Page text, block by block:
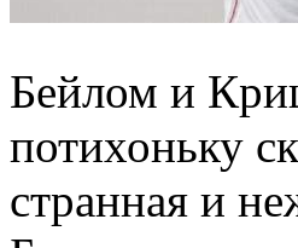
Бейлом и
потихоньку
странная и